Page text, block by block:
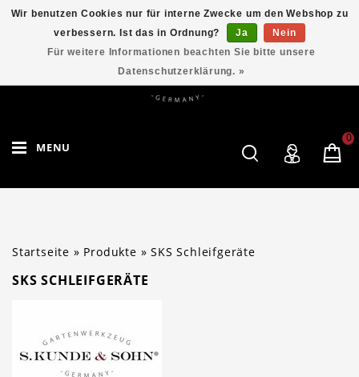
MENU
0
Startseite » Produkte »SKS Schleifgeräte
SKS SCHLEIFGERÄTE
Wir benutzen Cookies nur für interne Zwecke um den Webshop zu
verbessern. Ist das in Ordnung?
Ja
Nein
Für weitere Informationen beachten Sie bitte unsere
Datenschutzerklärung. »